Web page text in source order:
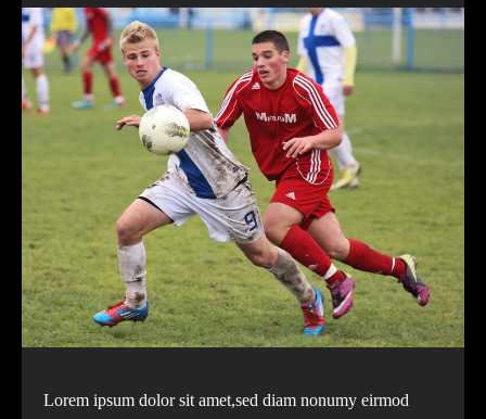
Lorem ipsum dolor sit amet,sed diam nonumy eirmod